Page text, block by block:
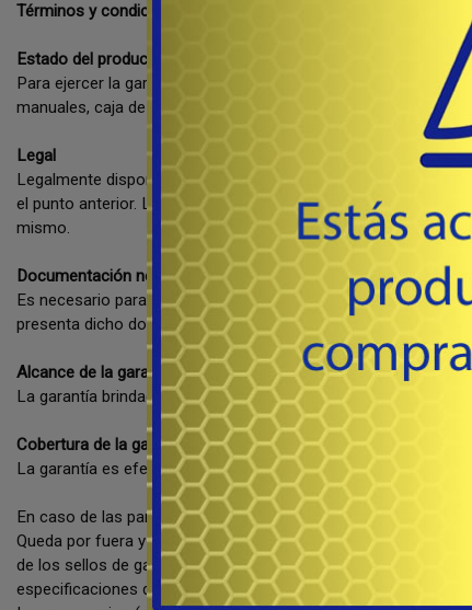
Términos y condiciones de la garantía limitada ofrecida por
Estado del producto
Para ejercer la garantía del producto adquirido en PORTAL
manuales, caja de cartón etc.) deben estar en las mismas
Legal
Legalmente dispone de 2 días hábiles desde la compra para
el punto anterior. La empresa se reserva el derecho de
mismo.
Documentación necesaria
Es necesario para el ejercicio de la garantía presentar
presenta dicho documento.
Alcance de la garantía
La garantía brindada por la empresa es a nivel nacional y
Cobertura de la garantía
La garantía es efectiva en caso de que el producto afectado
En caso de las pantallas las mismas poseen una tolerancia a
Queda por fuera y anula la garantía cualquier mal
de los sellos de garantía, marcas propias de la apertura no
especificaciones del producto.